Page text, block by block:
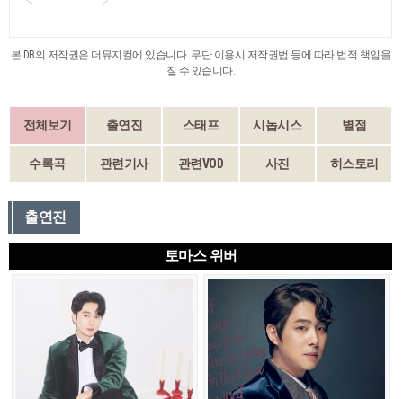
본 DB의 저작권은 더뮤지컬에 있습니다. 무단 이용시 저작권법 등에 따라 법적 책임을
질 수 있습니다.
전체보기 출연진 스태프 시놉시스 별점
수록곡 관련기사 관련VOD 사진 히스토리
출연진
토마스 위버